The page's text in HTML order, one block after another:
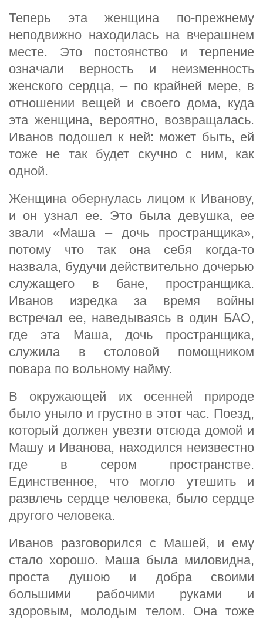
Теперь эта женщина по-прежнему
неподвижно находилась на вчерашнем
месте. Это постоянство и терпение
означали верность и неизменность
женского сердца, – по крайней мере, в
отношении вещей и своего дома, куда
эта женщина, вероятно, возвращалась.
Иванов подошел к ней: может быть, ей
тоже не так будет скучно с ним, как
одной.
Женщина обернулась лицом к Иванову,
и он узнал ее. Это была девушка, ее
звали «Маша – дочь пространщика»,
потому что так она себя когда-то
назвала, будучи действительно дочерью
служащего в бане, пространщика.
Иванов изредка за время войны
встречал ее, наведываясь в один БАО,
где эта Маша, дочь пространщика,
служила в столовой помощником
повара по вольному найму.
В окружающей их осенней природе
было уныло и грустно в этот час. Поезд,
который должен увезти отсюда домой и
Машу и Иванова, находился неизвестно
где в сером пространстве.
Единственное, что могло утешить и
развлечь сердце человека, было сердце
другого человека.
Иванов разговорился с Машей, и ему
стало хорошо. Маша была миловидна,
проста душою и добра своими
большими рабочими руками и
здоровым, молодым телом. Она тоже